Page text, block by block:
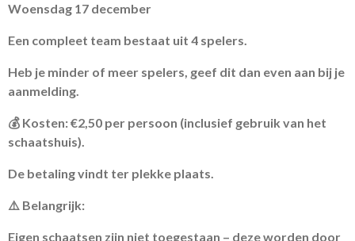
Woensdag 17 december
Een compleet team bestaat uit 4 spelers.
Heb je minder of meer spelers, geef dit dan even aan bij je
aanmelding.
💰 Kosten: €2,50 per persoon (inclusief gebruik van het
schaatshuis).
De betaling vindt ter plekke plaats.
⚠️ Belangrijk:
Eigen schaatsen zijn niet toegestaan – deze worden door